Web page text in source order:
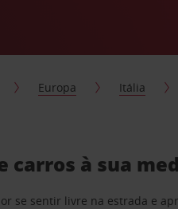
Europa Itália
carros à sua
se sentir livre na estrada e